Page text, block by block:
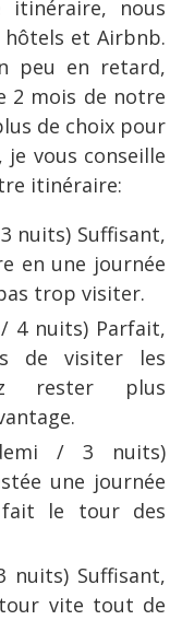
itinéraire, nous
hôtels et Airbnb.
peu en retard,
2 mois de notre
de choix pour
vous conseille
itinéraire:
nuits) Suffisant,
en une journée
trop visiter.
4 nuits) Parfait,
de visiter les
rester plus
/ 3 nuits)
une journée
le tour des
nuits) Suffisant,
vite tout de